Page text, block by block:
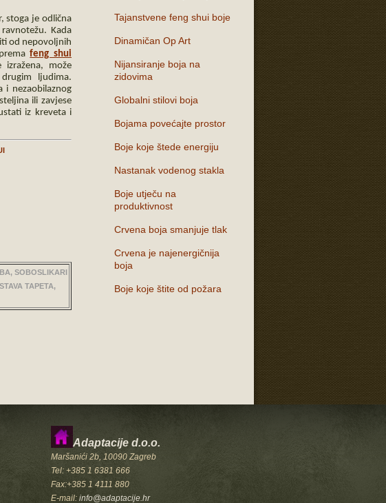
stoga je odlična
Kada
od nepovoljnih
feng shui
može
ljudima.
i nezaobilaznog
ili zavjese
iz kreveta i
SOBOSLIKARI
TAPETA,
Tajanstvene feng shui boje
Dinamičan Op Art
Nijansiranje boja na
zidovima
Globalni stilovi boja
Bojama povećajte prostor
Boje koje štede energiju
Nastanak vodenog stakla
Boje utječu na
produktivnost
Crvena boja smanjuje tlak
Crvena je najenergičnija
boja
Boje koje štite od požara
Adaptacije d.o.o.
Maršanići 2b, 10090 Zagreb
Tel: +385 1 6381 666
Fax:+385 1 4111 880
E-mail: info@adaptacije.hr